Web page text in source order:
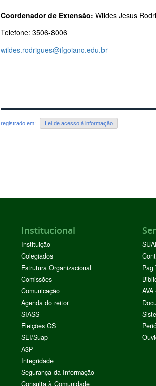
Coordenador de Extensão: Wildes Jesus
Telefone: 3506-8006
wildes.rodrigues@ifgoiano.edu.br
registrado em: Lei de acesso à informação
Institucional
Instituição
Colegiados
Estrutura Organizacional
Comissões
Comunicação
Agenda do reitor
SIASS
Eleições CS
SEI/Suap
A3P
Integridade
Segurança da Informação
Consulta à Comunidade
Pag